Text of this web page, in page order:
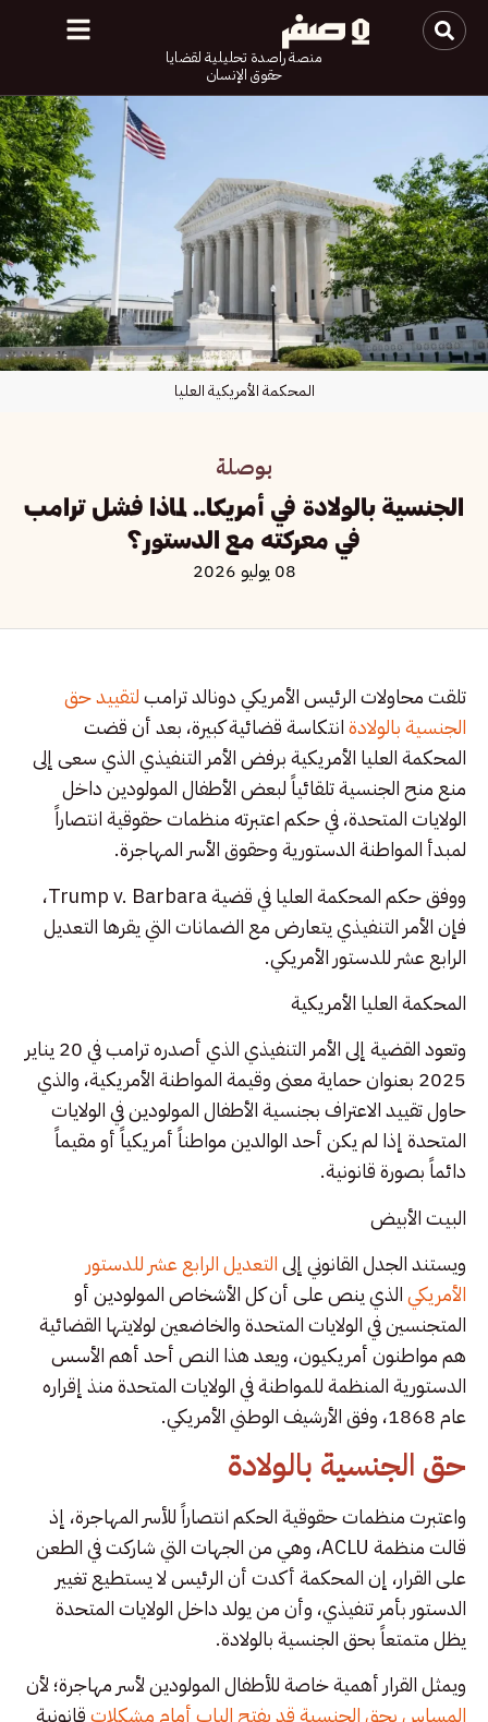
منصة راصدة تحليلية لقضايا
حقوق الإنسان
بوصلة
الجنسية بالولادة في أمريكا.. لماذا فشل ترامب
في معركته مع الدستور؟
08 يوليو 2026
المحكمة الأمريكية العليا
تلقت محاولات الرئيس الأمريكي دونالد ترامبلتقييد حق
الجنسية بالولادةانتكاسة قضائية كبيرة، بعد أن قضت
المحكمة العليا الأمريكية برفض الأمر التنفيذي الذي سعى إلى
منع منح الجنسية تلقائياً لبعض الأطفال المولودين داخل
الولايات المتحدة، في حكم اعتبرته منظمات حقوقية انتصاراً
لمبدأ المواطنة الدستورية وحقوق الأسر المهاجرة.
ووفق حكم المحكمة العليا في قضية Trump v. Barbara،
فإن الأمر التنفيذي يتعارض مع الضمانات التي يقرها التعديل
الرابع عشر للدستور الأمريكي.
المحكمة العليا الأمريكية
وتعود القضية إلى الأمر التنفيذي الذي أصدره ترامب في 20 يناير
2025 بعنوان حماية معنى وقيمة المواطنة الأمريكية، والذي
حاول تقييد الاعتراف بجنسية الأطفال المولودين في الولايات
المتحدة إذا لم يكن أحد الوالدين مواطناً أمريكياً أو مقيماً
دائماً بصورة قانونية.
البيت الأبيض
ويستند الجدل القانوني إلىالتعديل الرابع عشر للدستور
الأمريكيالذي ينص على أن كل الأشخاص المولودين أو
المتجنسين في الولايات المتحدة والخاضعين لولايتها القضائية
هم مواطنون أمريكيون، ويعد هذا النص أحد أهم الأسس
الدستورية المنظمة للمواطنة في الولايات المتحدة منذ إقراره
عام 1868، وفق الأرشيف الوطني الأمريكي.
حق الجنسية بالولادة
واعتبرت منظمات حقوقية الحكم انتصاراً للأسر المهاجرة، إذ
قالت منظمة ACLU، وهي من الجهات التي شاركت في الطعن
على القرار، إن المحكمة أكدت أن الرئيس لا يستطيع تغيير
الدستور بأمر تنفيذي، وأن من يولد داخل الولايات المتحدة
يظل متمتعاً بحق الجنسية بالولادة.
ويمثل القرار أهمية خاصة للأطفال المولودين لأسر مهاجرة؛ لأن
المساس بحق الجنسية قد يفتح الباب أمام مشكلاتقانونية